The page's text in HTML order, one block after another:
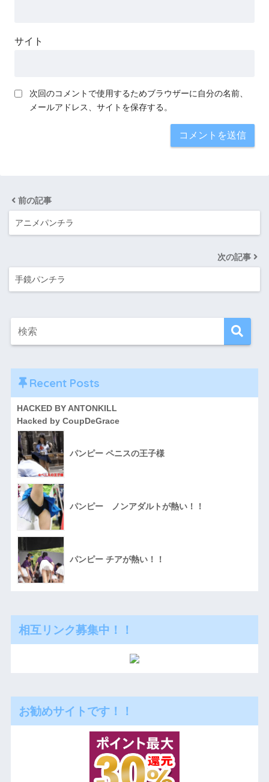
サイト
次回のコメントで使用するためブラウザーに自分の名前、
メールアドレス、サイトを保存する。
前の記事
アニメパンチラ
次の記事
手鏡パンチラ
Recent Posts
HACKED BY ANTONKILL
Hacked by CoupDeGrace
パンピー ペニスの王子様
パンピー ノンアダルトが熱い！！
パンピー チアが熱い！！
相互リンク募集中！！
お勧めサイトです！！